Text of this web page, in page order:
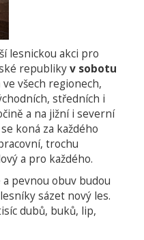
lesnickou akci pro
republikyv sobotu
ve všech regionech,
středních i
a na jižní i severní
koná za každého
trochu
a pro každého.
pevnou obuv budou
sázet nový les.
dubů, buků, lip,